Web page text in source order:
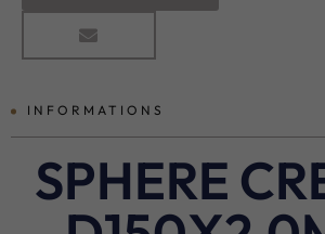
INFORMATIONS
SPHERE